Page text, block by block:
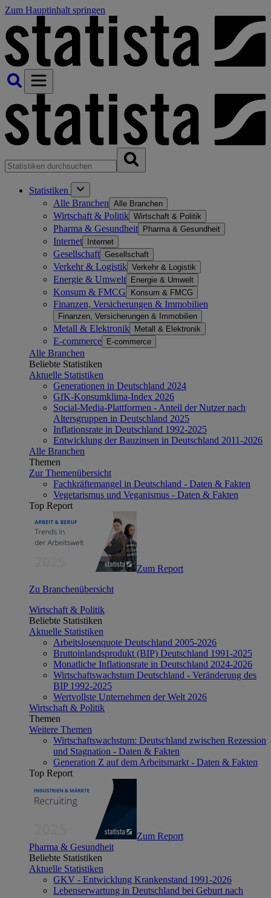
Zum Hauptinhalt springen
Statistiken
Alle Branchen Alle Branchen
Wirtschaft & Politik Wirtschaft & Politik
Pharma & Gesundheit Pharma & Gesundheit
Internet Internet
Gesellschaft Gesellschaft
Verkehr & Logistik Verkehr & Logistik
Energie & Umwelt Energie & Umwelt
Konsum & FMCG Konsum & FMCG
Finanzen, Versicherungen & Immobilien
Finanzen, Versicherungen & Immobilien
Metall & Elektronik Metall & Elektronik
E-commerce E-commerce
Alle Branchen
Beliebte Statistiken
Aktuelle Statistiken
Generationen in Deutschland 2024
GfK-Konsumklima-Index 2026
Social-Media-Plattformen - Anteil der Nutzer nach
Altersgruppen in Deutschland 2025
Inflationsrate in Deutschland 1992-2025
Entwicklung der Bauzinsen in Deutschland 2011-2026
Alle Branchen
Themen
Zur Themenübersicht
Fachkräftemangel in Deutschland - Daten & Fakten
Vegetarismus und Veganismus - Daten & Fakten
Top Report
Zum Report
Zu Branchenübersicht
Wirtschaft & Politik
Beliebte Statistiken
Aktuelle Statistiken
Arbeitslosenquote Deutschland 2005-2026
Bruttoinlandsprodukt (BIP) Deutschland 1991-2025
Monatliche Inflationsrate in Deutschland 2024-2026
Wirtschaftswachstum Deutschland - Veränderung des
BIP 1992-2025
Wertvollste Unternehmen der Welt 2026
Wirtschaft & Politik
Themen
Weitere Themen
Wirtschaftswachstum: Deutschland zwischen Rezession
und Stagnation - Daten & Fakten
Generation Z auf dem Arbeitsmarkt - Daten & Fakten
Top Report
Zum Report
Pharma & Gesundheit
Beliebte Statistiken
Aktuelle Statistiken
GKV - Entwicklung Krankenstand 1991-2026
Lebenserwartung in Deutschland bei Geburt nach